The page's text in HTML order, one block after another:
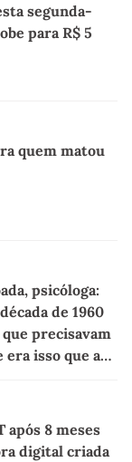
segunda-
para R$ 5
quem matou
psicóloga:
de 1960
precisavam
isso que a
após 8 meses
digital criada